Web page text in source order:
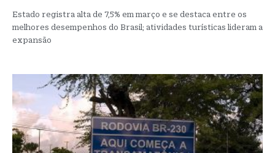
Estado registra alta de 7,5% em março e se destaca entre os
melhores desempenhos do Brasil; atividades turísticas lideram a
expansão